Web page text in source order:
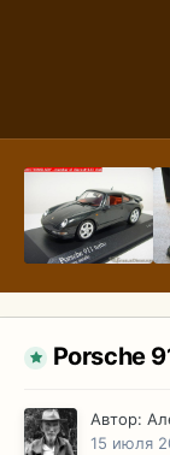
Porsche
Автор:
15 июля